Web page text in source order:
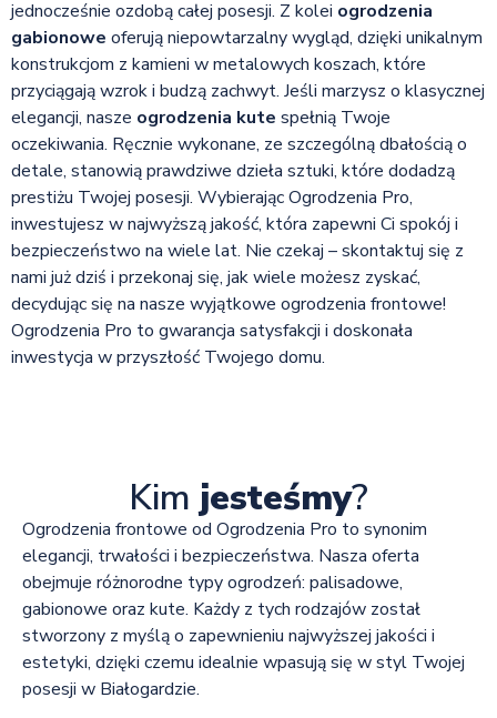
jednocześnie ozdobą całej posesji. Z kolei ogrodzenia
gabionowe oferują niepowtarzalny wygląd, dzięki unikalnym
konstrukcjom z kamieni w metalowych koszach, które
przyciągają wzrok i budzą zachwyt. Jeśli marzysz o klasycznej
elegancji, nasze ogrodzenia kute spełnią Twoje
oczekiwania. Ręcznie wykonane, ze szczególną dbałością o
detale, stanowią prawdziwe dzieła sztuki, które dodadzą
prestiżu Twojej posesji. Wybierając Ogrodzenia Pro,
inwestujesz w najwyższą jakość, która zapewni Ci spokój i
bezpieczeństwo na wiele lat. Nie czekaj – skontaktuj się z
nami już dziś i przekonaj się, jak wiele możesz zyskać,
decydując się na nasze wyjątkowe ogrodzenia frontowe!
Ogrodzenia Pro to gwarancja satysfakcji i doskonała
inwestycja w przyszłość Twojego domu.
Kim jesteśmy?
Ogrodzenia frontowe od Ogrodzenia Pro to synonim
elegancji, trwałości i bezpieczeństwa. Nasza oferta
obejmuje różnorodne typy ogrodzeń: palisadowe,
gabionowe oraz kute. Każdy z tych rodzajów został
stworzony z myślą o zapewnieniu najwyższej jakości i
estetyki, dzięki czemu idealnie wpasują się w styl Twojej
posesji w Białogardzie.